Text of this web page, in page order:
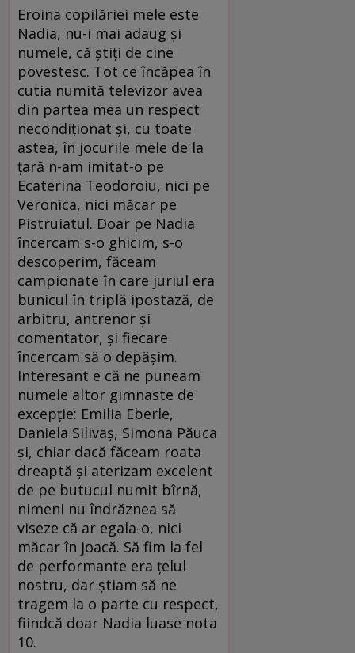
Eroina copilăriei mele este
Nadia, nu-i mai adaug şi
numele, că ştiţi de cine
povestesc. Tot ce încăpea în
cutia numită televizor avea
din partea mea un respect
necondiţionat şi, cu toate
astea, în jocurile mele de la
ţară n-am imitat-o pe
Ecaterina Teodoroiu, nici pe
Veronica, nici măcar pe
Pistruiatul. Doar pe Nadia
încercam s-o ghicim, s-o
descoperim, făceam
campionate în care juriul era
bunicul în triplă ipostază, de
arbitru, antrenor şi
comentator, şi fiecare
încercam să o depăşim.
Interesant e că ne puneam
numele altor gimnaste de
excepţie: Emilia Eberle,
Daniela Silivaş, Simona Păuca
şi, chiar dacă făceam roata
dreaptă şi aterizam excelent
de pe butucul numit bîrnă,
nimeni nu îndrăznea să
viseze că ar egala-o, nici
măcar în joacă. Să fim la fel
de performante era ţelul
nostru, dar ştiam să ne
tragem la o parte cu respect,
fiindcă doar Nadia luase nota
10.